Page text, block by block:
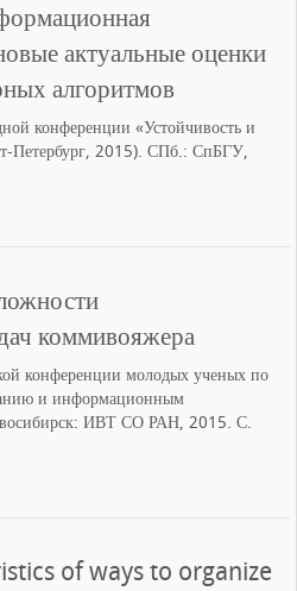
актуальные оценки
алгоритмов
конференции «Устойчивость и
Петербург, 2015). СПб.: СпБГУ,
коммивояжера
конференции молодых ученых по
и информационным
ИВТ СО РАН, 2015. С.
of ways to organize